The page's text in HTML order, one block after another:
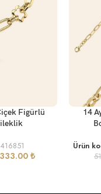
Figürlü
₺
14
Ürün